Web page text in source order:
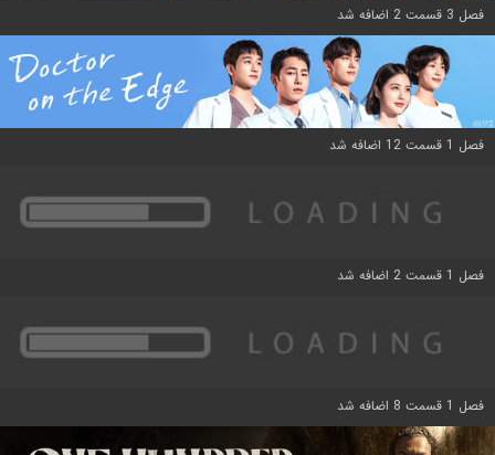
فصل 3 قسمت 2 اضافه شد
فصل 1 قسمت 12 اضافه شد
فصل 1 قسمت 2 اضافه شد
فصل 1 قسمت 8 اضافه شد